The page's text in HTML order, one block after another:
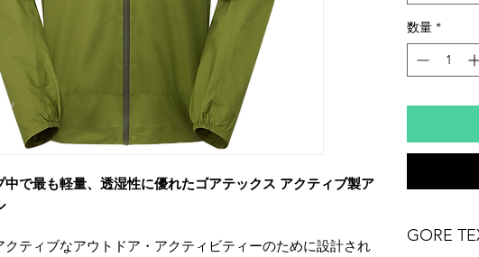
中で最も軽量、透湿性に優れたゴアテックス アクティブ製ア
クティブなアウトドア・アクティビティーのために設計され
数量 *
GORE